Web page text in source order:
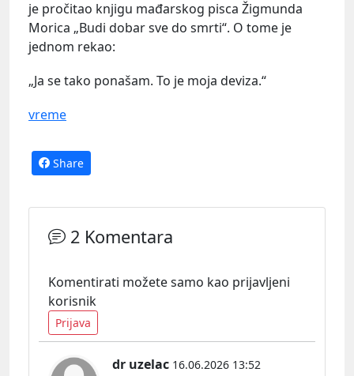
je pročitao knjigu mađarskog pisca Žigmunda
Morica „Budi dobar sve do smrti“. O tome je
jednom rekao:
„Ja se tako ponašam. To je moja deviza.“
vreme
Share
2 Komentara
Komentirati možete samo kao prijavljeni
korisnik
Prijava
dr uzelac 16.06.2026 13:52